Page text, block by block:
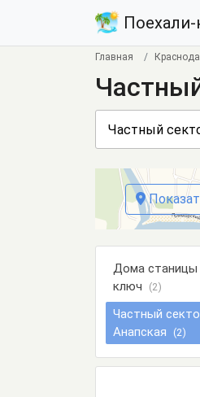
Главная
Дома станицы
ключ
(2)
Частный
Анапская
(2)